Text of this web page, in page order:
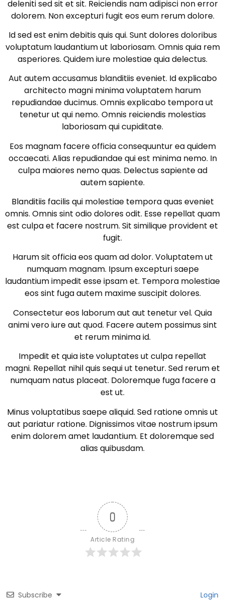
deleniti sed sit et sit. Reiciendis nam adipisci non error
dolorem. Non excepturi fugit eos eum rerum dolore.
Id sed est enim debitis quis qui. Sunt dolores doloribus
voluptatum laudantium ut laboriosam. Omnis quia rem
asperiores. Quidem iure molestiae quia delectus.
Aut autem accusamus blanditiis eveniet. Id explicabo
architecto magni minima voluptatem harum
repudiandae ducimus. Omnis explicabo tempora ut
tenetur ut qui nemo. Omnis reiciendis molestias
laboriosam qui cupiditate.
Eos magnam facere officia consequuntur ea quidem
occaecati. Alias repudiandae qui est minima nemo. In
culpa maiores nemo quas. Delectus sapiente ad
autem sapiente.
Blanditiis facilis qui molestiae tempora quas eveniet
omnis. Omnis sint odio dolores odit. Esse repellat quam
est culpa et facere nostrum. Sit similique provident et
fugit.
Harum sit officia eos quam ad dolor. Voluptatem ut
numquam magnam. Ipsum excepturi saepe
laudantium impedit esse ipsam et. Tempora molestiae
eos sint fuga autem maxime suscipit dolores.
Consectetur eos laborum aut aut tenetur vel. Quia
animi vero iure aut quod. Facere autem possimus sint
et rerum minima id.
Impedit et quia iste voluptates ut culpa repellat
magni. Repellat nihil quis sequi ut tenetur. Sed rerum et
numquam natus placeat. Doloremque fuga facere a
est ut.
Minus voluptatibus saepe aliquid. Sed ratione omnis ut
aut pariatur ratione. Dignissimos vitae nostrum ipsum
enim dolorem amet laudantium. Et doloremque sed
alias quibusdam.
0
Article Rating
Subscribe Login